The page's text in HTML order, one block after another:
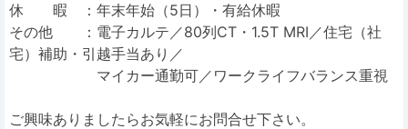
休 暇 ：年末年始（5日）・有給休暇
その他 ：電子カルテ／80列CT・1.5T MRI／住宅（社
宅）補助・引越手当あり／
マイカー通勤可／ワークライフバランス重視
ご興味ありましたらお気軽にお問合せ下さい。